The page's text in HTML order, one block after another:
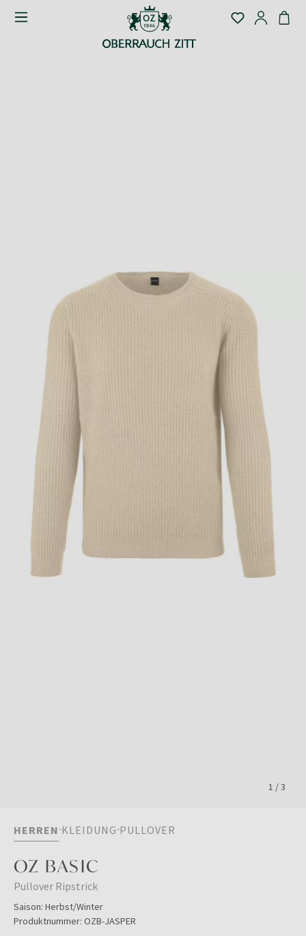
1 /3
HERREN KLEIDUNG PULLOVER
OZ BASIC
Pullover Ripstrick
Saison: Herbst/Winter
Produktnummer: OZB-JASPER